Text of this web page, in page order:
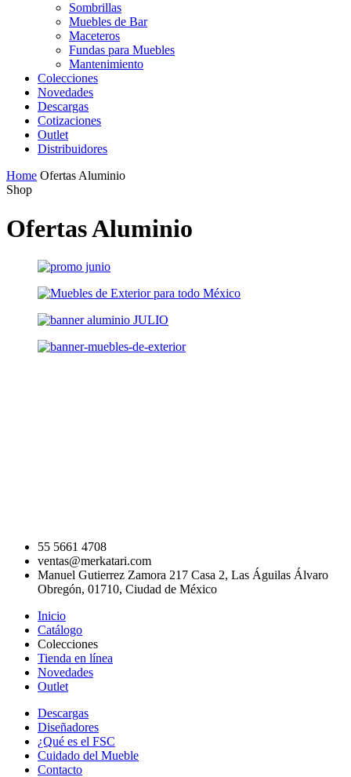
Sombrillas
Muebles de Bar
Maceteros
Fundas para Muebles
Mantenimiento
Colecciones
Novedades
Descargas
Cotizaciones
Outlet
Distribuidores
Home Ofertas Aluminio
Shop
Ofertas Aluminio
55 5661 4708
ventas@merkatari.com
Manuel Gutierrez Zamora 217 Casa 2, Las Águilas Álvaro
Obregón, 01710, Ciudad de México
Inicio
Catálogo
Colecciones
Tienda en línea
Novedades
Outlet
Descargas
Diseñadores
¿Qué es el FSC
Cuidado del Mueble
Contacto